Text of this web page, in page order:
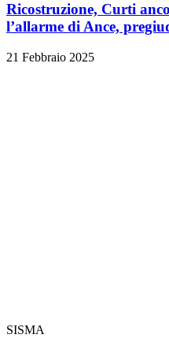
Ricostruzione, Curti
l’allarme di Ance,
21 Febbraio 2025
SISMA